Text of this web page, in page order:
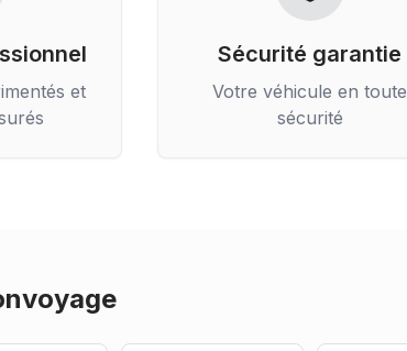
et
Sécurité garantie
Votre véhicule en toute
sécurité